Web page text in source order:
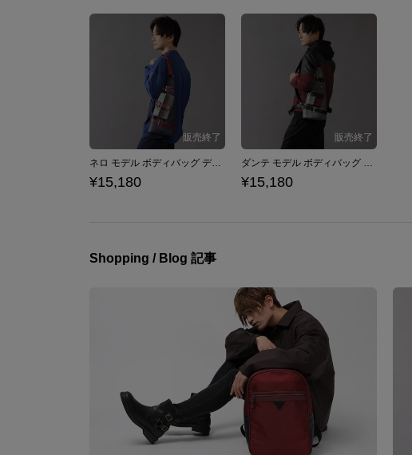
ネロ モデル ボディバッグ デビル メイ クライ シリーズ Devil May Cry
¥15,180
ダンテ モデル ボディバッグ デビル メイ クライ シリーズ Devil May Cry
¥15,180
Shopping / Blog 記事